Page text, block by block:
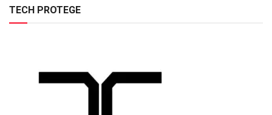
TECH PROTEGE